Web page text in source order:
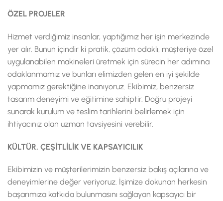
ÖZEL PROJELER
Hizmet verdiğimiz insanlar, yaptığımız her işin merkezinde
yer alır. Bunun içindir ki pratik, çözüm odaklı, müşteriye özel
uygulanabilen makineleri üretmek için sürecin her adımına
odaklanmamız ve bunları elimizden gelen en iyi şekilde
yapmamız gerektiğine inanıyoruz. Ekibimiz, benzersiz
tasarım deneyimi ve eğitimine sahiptir. Doğru projeyi
sunarak kurulum ve teslim tarihlerini belirlemek için
ihtiyacınız olan uzman tavsiyesini verebilir.
KÜLTÜR, ÇEŞİTLİLİK VE KAPSAYICILIK
Ekibimizin ve müşterilerimizin benzersiz bakış açılarına ve
deneyimlerine değer veriyoruz. İşimize dokunan herkesin
başarımıza katkıda bulunmasını sağlayan kapsayıcı bir